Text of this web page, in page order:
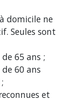
domicile ne
Seules sont
65 ans ;
60 ans
et